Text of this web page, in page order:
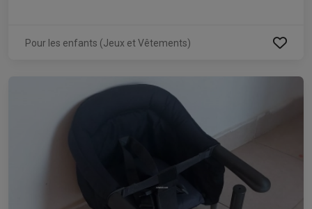
Pour les enfants (Jeux et Vêtements)